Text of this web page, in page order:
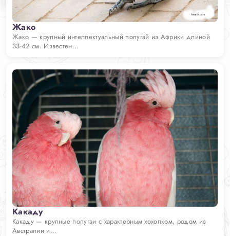
Жако
Жако — крупный интеллектуальный попугай из Африки длиной
33-42 см. Известен...
Какаду
Какаду — крупные попугаи с характерным хохолком, родом из
Австралии и...